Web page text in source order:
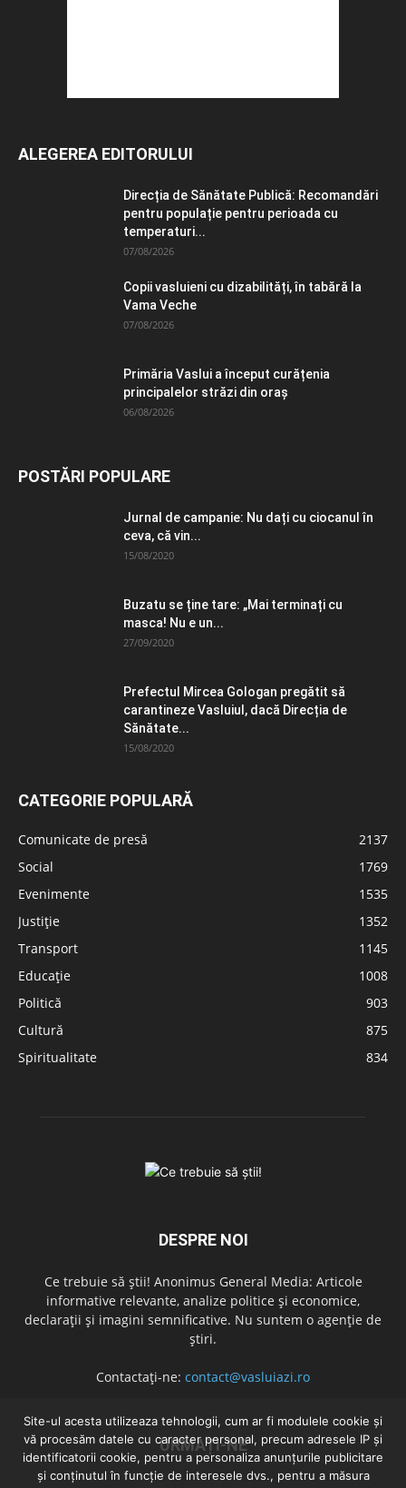
ALEGEREA EDITORULUI
Direcția de Sănătate Publică: Recomandări
pentru populație pentru perioada cu
temperaturi...
07/08/2026
Copii vasluieni cu dizabilități, în tabără la
Vama Veche
07/08/2026
Primăria Vaslui a început curățenia
principalelor străzi din oraș
06/08/2026
POSTĂRI POPULARE
Jurnal de campanie: Nu dați cu ciocanul în
ceva, că vin...
15/08/2020
Buzatu se ține tare: „Mai terminați cu
masca! Nu e un...
27/09/2020
Prefectul Mircea Gologan pregătit să
carantineze Vasluiul, dacă Direcția de
Sănătate...
15/08/2020
CATEGORIE POPULARĂ
Comunicate de presă
2137
Social
1769
Evenimente
1535
Justiție
1352
Transport
1145
Educație
1008
Politică
903
Cultură
875
Spiritualitate
834
DESPRE NOI
Ce trebuie să știi! Anonimus General Media: Articole
informative relevante, analize politice și economice,
declarații și imagini semnificative. Nu suntem o agenție de
știri.
Contactați-ne: contact@vasluiazi.ro
URMAȚI-NE
Site-ul acesta utilizeaza tehnologii, cum ar fi modulele cookie și
vă procesăm datele cu caracter personal, precum adresele IP și
identificatorii cookie, pentru a personaliza anunțurile publicitare
și conținutul în funcție de interesele dvs., pentru a măsura